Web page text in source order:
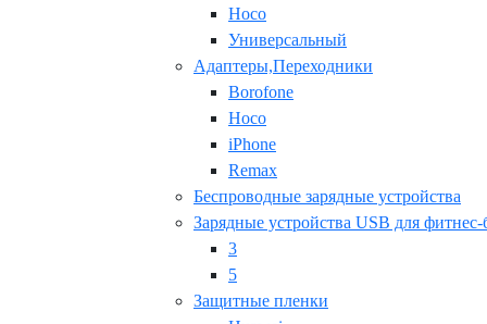
Hoco
Универсальный
Адаптеры,Переходники
Borofone
Hoco
iPhone
Remax
Беспроводные зарядные устройства
Зарядные устройства USB для фитнес-
3
5
Защитные пленки